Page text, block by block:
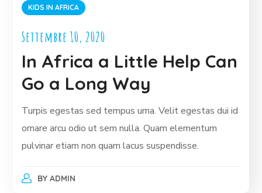
KIDS IN AFRICA
Settembre 10, 2020
In Africa a Little Help Can
Go a Long Way
Turpis egestas sed tempus urna. Velit egestas dui id
ornare arcu odio ut sem nulla. Quam elementum
pulvinar etiam non quam lacus suspendisse.
BY ADMIN